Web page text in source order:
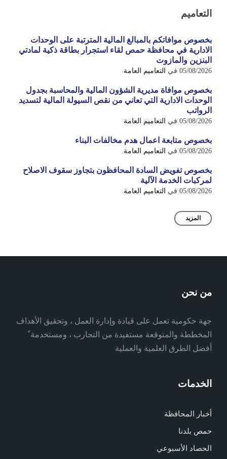
التعاميم
بخصوص موافاتكم بالمبالغ المالية المترتبة على الوحدات
الادارية في محافظة حمص لقاء استجرار بطاقة ذكية لمادتي
البنزين والمازوت
05/08/2026 في التعاميم العامة
بخصوص موافاة مديرية الشؤون المالية والمحاسبة بجدول
الوحدات الادارية التي تعاني من نقص السيولة المالية لتسديد
الرواتب
05/08/2026 في التعاميم العامة
بخصوص متابعة اعمال هدم مخالفات البناء
05/08/2026 في التعاميم العامة
بخصوص تفويض السادة المحافظون بتجاوز سقوف الاصلاح
لمركبات الخدمة الآلية
05/08/2026 في التعاميم العامة
المزيد
من نحن
جهة حكومية تعمل على قيادة وإدارة العمل ، وتحقيق الأهداف
المخططة والمتوقعة مستفيدة من التجارب ، ومستخدمة ً
أفضل الطرق العلمية والعملية
الخدمات
أخبار المحافظة
حمص بلدنا
الحصاد الأسبوعي